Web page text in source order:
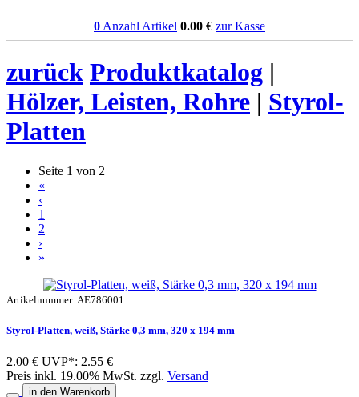
0 Anzahl Artikel 0.00 € zur Kasse
zurück Produktkatalog |
Hölzer, Leisten, Rohre | Styrol-
Platten
Seite 1 von 2
«
‹
1
2
›
»
Artikelnummer: AE786001
Styrol-Platten, weiß, Stärke 0,3 mm, 320 x 194 mm
2.00 € UVP*: 2.55 €
Preis inkl. 19.00% MwSt. zzgl. Versand
in den Warenkorb